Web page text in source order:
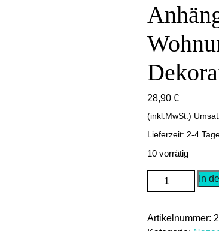
28,90 €
(inkl.MwSt.)
Lieferzeit: 2-4
10 vorrätig
Große
Glas
Boncuk
In
Artikelnummer: